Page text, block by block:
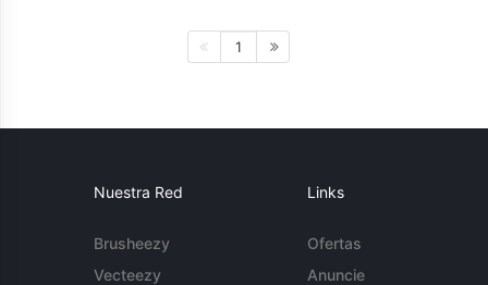
1
Nuestra Red
Brusheezy
Vecteezy
Links
Ofertas
Anuncie